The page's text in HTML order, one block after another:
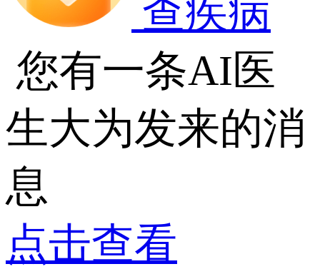
查疾病
您有一条AI医
生大为发来的消
息
点击查看